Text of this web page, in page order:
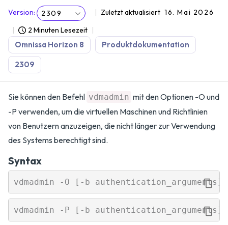
Version: 2309 Zuletzt aktualisiert 16. Mai 2026
2 Minuten Lesezeit
Omnissa Horizon 8 Produktdokumentation
2309
Sie können den Befehl vdmadmin mit den Optionen -O und
-P verwenden, um die virtuellen Maschinen und Richtlinien
von Benutzern anzuzeigen, die nicht länger zur Verwendung
des Systems berechtigt sind.
Syntax